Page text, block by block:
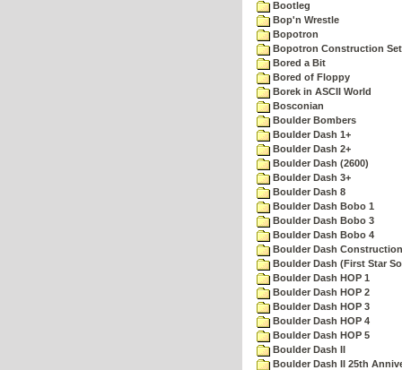
Bootleg
Bop'n Wrestle
Bopotron
Bopotron Construction Set
Bored a Bit
Bored of Floppy
Borek in ASCII World
Bosconian
Boulder Bombers
Boulder Dash 1+
Boulder Dash 2+
Boulder Dash (2600)
Boulder Dash 3+
Boulder Dash 8
Boulder Dash Bobo 1
Boulder Dash Bobo 3
Boulder Dash Bobo 4
Boulder Dash
Boulder Dash (First Star
Boulder Dash HOP 1
Boulder Dash HOP 2
Boulder Dash HOP 3
Boulder Dash HOP 4
Boulder Dash HOP 5
Boulder Dash II
Boulder Dash II 25th